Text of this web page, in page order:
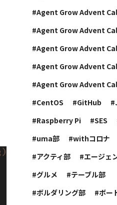
Agent Grow Advent
Agent Grow Advent
Agent Grow Advent
Agent Grow Advent
Agent Grow Advent
CentOS
GitHub
Raspberry Pi
SES
uma部
withコロナ
アクティ部
エージェ
グルメ
テーブル部
ボルダリング部
ボー